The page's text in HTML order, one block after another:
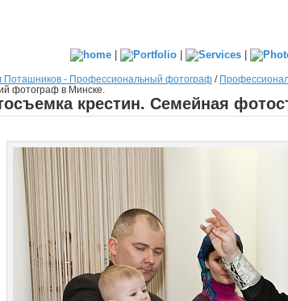
| | |
Поташников - Профессиональный фотограф /
фотограф в Минске.
крестин. Семейная